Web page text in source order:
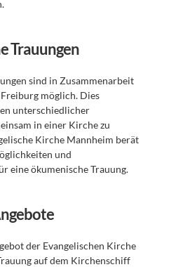
Trauungen
sind in Zusammenarbeit
möglich. Dies
unterschiedlicher
in einer Kirche zu
Kirche Mannheim berät
und
eine ökumenische Trauung.
der Evangelischen Kirche
auf dem Kirchenschiff